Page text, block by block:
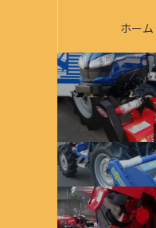
ホーム